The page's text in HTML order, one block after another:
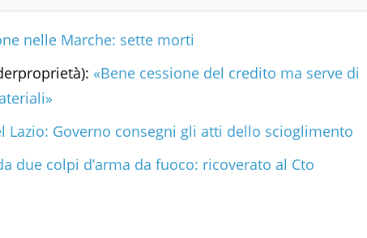
nelle Marche: sette morti
«Bene cessione del credito ma serve di
Lazio: Governo consegni gli atti dello scioglimento
due colpi d’arma da fuoco: ricoverato al Cto